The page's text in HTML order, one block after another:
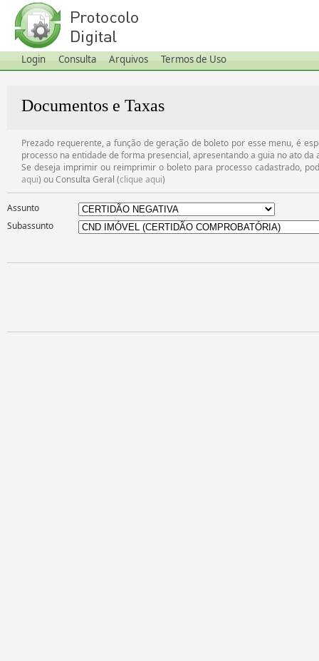
Login Consulta Arquivos Termos de Uso
Documentos e Taxas
Prezado requerente, a função de geração de boleto por esse menu, é
processo na entidade de forma presencial, apresentando a guia no ato da
Se deseja imprimir ou reimprimir o boleto para processo cadastrado,
aqui) ou Consulta Geral (clique aqui)
Assunto
Subassunto